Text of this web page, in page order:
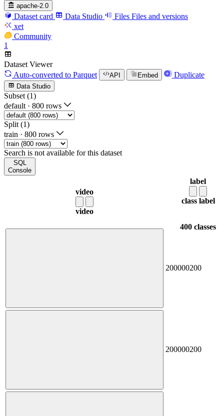
apache-2.0
Dataset card Data Studio Files Files and versions
xet
Community
1
Dataset Viewer
Auto-converted to Parquet API Embed Duplicate
Data Studio
Subset (1)
default · 800 rows
Split (1)
train · 800 rows
Search is not available for this dataset
SQL
Console
video
video
label
class label
400 classes
200000200
200000200